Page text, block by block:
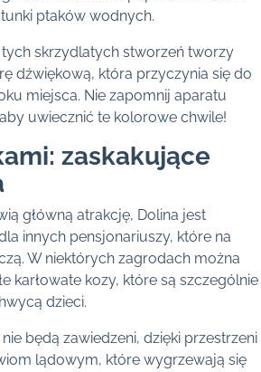
ptaków wodnych.
skrzydlatych stworzeń tworzy
dźwiękową, która przyczynia się do
miejsca. Nie zapomnij aparatu
uwiecznić te kolorowe chwile!
zaskakujące
główną atrakcję, Dolina jest
innych pensjonariuszy, które na
W niektórych zagrodach można
karłowate kozy, które są szczególnie
dzieci.
będą zawiedzeni, dzięki przestrzeni
lądowym, które wygrzewają się